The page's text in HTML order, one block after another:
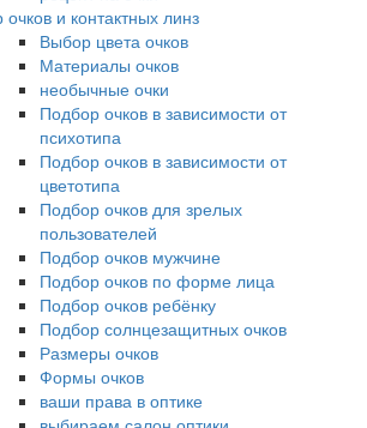
и контактных линз
Выбор цвета очков
Материалы очков
необычные очки
Подбор очков в зависимости от
психотипа
Подбор очков в зависимости от
цветотипа
Подбор очков для зрелых
пользователей
Подбор очков мужчине
Подбор очков по форме лица
Подбор очков ребёнку
Подбор солнцезащитных очков
Размеры очков
Формы очков
ваши права в оптике